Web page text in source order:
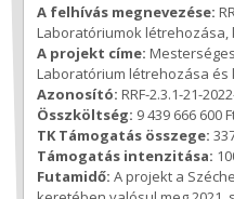
A felhívás megnevezése:
Laboratóriumok
A projekt címe:
Laboratórium létrehozása és
Azonosító: RRF-2.3.1-21-
Összköltség: 9 439 666 600
TK Támogatás összege:
Támogatás intenzitása:
Futamidő: A projekt a